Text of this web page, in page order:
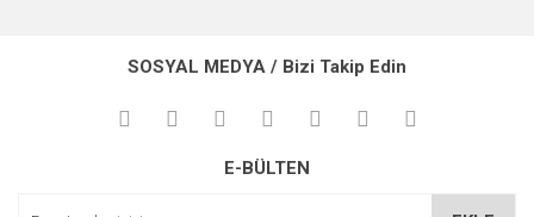
SOSYAL MEDYA / Bizi Takip Edin
E-BÜLTEN